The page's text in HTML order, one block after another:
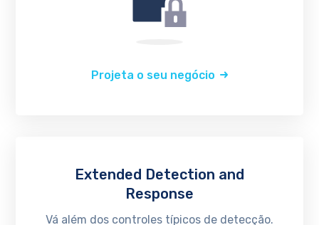
Projeta o seu negócio
Extended Detection and
Response
Vá além dos controles típicos de detecção.